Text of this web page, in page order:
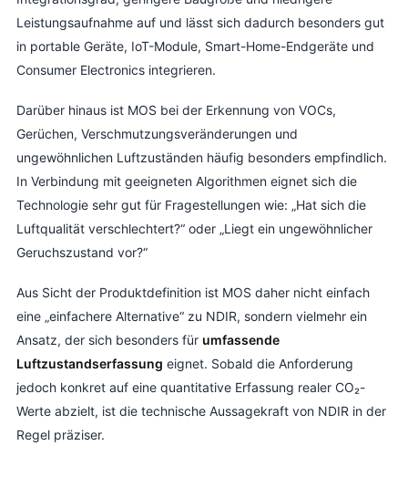
Leistungsaufnahme auf und lässt sich dadurch besonders gut
in portable Geräte, IoT-Module, Smart-Home-Endgeräte und
Consumer Electronics integrieren.
Darüber hinaus ist MOS bei der Erkennung von VOCs,
Gerüchen, Verschmutzungsveränderungen und
ungewöhnlichen Luftzuständen häufig besonders empfindlich.
In Verbindung mit geeigneten Algorithmen eignet sich die
Technologie sehr gut für Fragestellungen wie: „Hat sich die
Luftqualität verschlechtert?“ oder „Liegt ein ungewöhnlicher
Geruchszustand vor?“
Aus Sicht der Produktdefinition ist MOS daher nicht einfach
eine „einfachere Alternative“ zu NDIR, sondern vielmehr ein
Ansatz, der sich besonders für umfassende
Luftzustandserfassung eignet. Sobald die Anforderung
jedoch konkret auf eine quantitative Erfassung realer CO₂-
Werte abzielt, ist die technische Aussagekraft von NDIR in der
Regel präziser.